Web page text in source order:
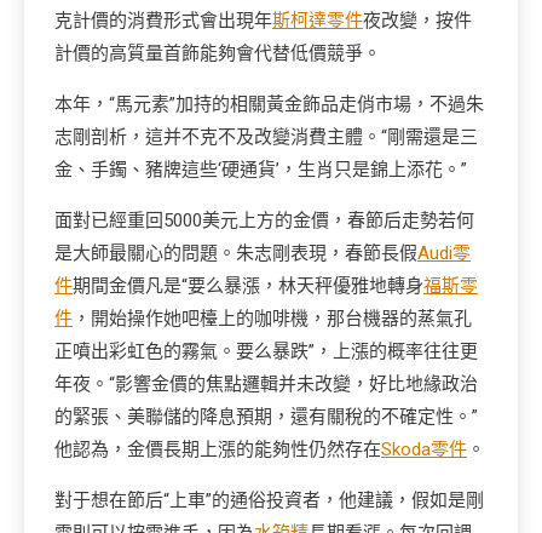
克計價的消費形式會出現年斯柯達零件夜改變，按件
計價的高質量首飾能夠會代替低價競爭。
本年，“馬元素”加持的相關黃金飾品走俏市場，不過朱
志剛剖析，這并不克不及改變消費主體。“剛需還是三
金、手鐲、豬牌這些‘硬通貨’，生肖只是錦上添花。”
面對已經重回5000美元上方的金價，春節后走勢若何
是大師最關心的問題。朱志剛表現，春節長假Audi零
件期間金價凡是“要么暴漲，林天秤優雅地轉身福斯零
件 ，開始操作她吧檯上的咖啡機，那台機器的蒸氣孔
正噴出彩虹色的霧氣。要么暴跌”，上漲的概率往往更
年夜。“影響金價的焦點邏輯并未改變，好比地緣政治
的緊張、美聯儲的降息預期，還有關稅的不確定性。”
他認為，金價長期上漲的能夠性仍然存在Skoda零件 。
對于想在節后“上車”的通俗投資者，他建議，假如是剛